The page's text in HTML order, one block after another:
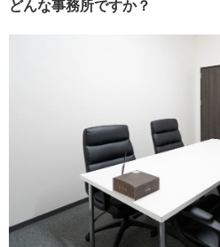
どんな事務所ですか？